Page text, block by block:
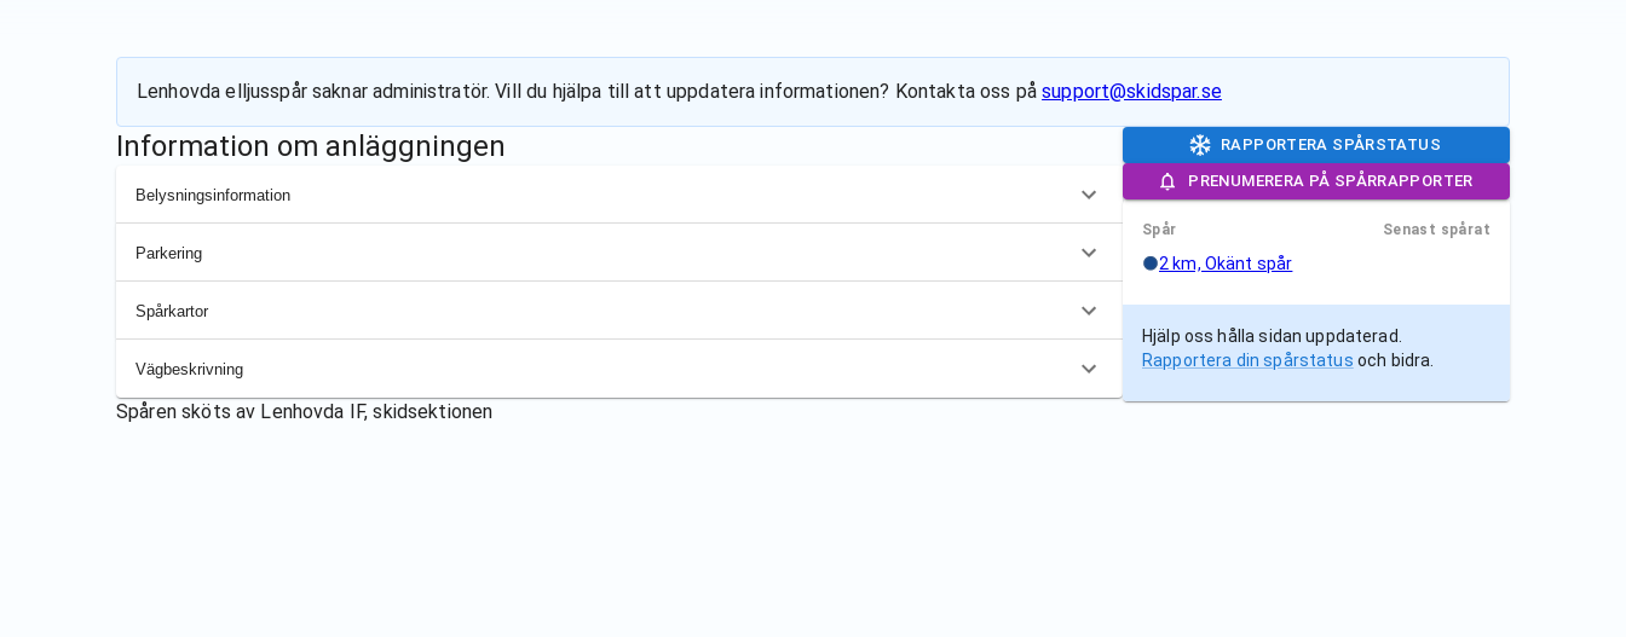
Lenhovda elljusspårsaknar administratör. Vill du hjälpa till att uppdatera informationen? Kontakta oss på support@skidspar.se
Information om anläggningen
Belysningsinformation
Parkering
Spårkartor
Vägbeskrivning
Spåren sköts av Lenhovda IF, skidsektionen
RAPPORTERA SPÅRSTATUS
PRENUMERERA PÅ SPÅRRAPPORTER
Spår Senast spårat
2 km, Okänt spår
Hjälp oss hålla sidan uppdaterad.
Rapportera din spårstatus och bidra.